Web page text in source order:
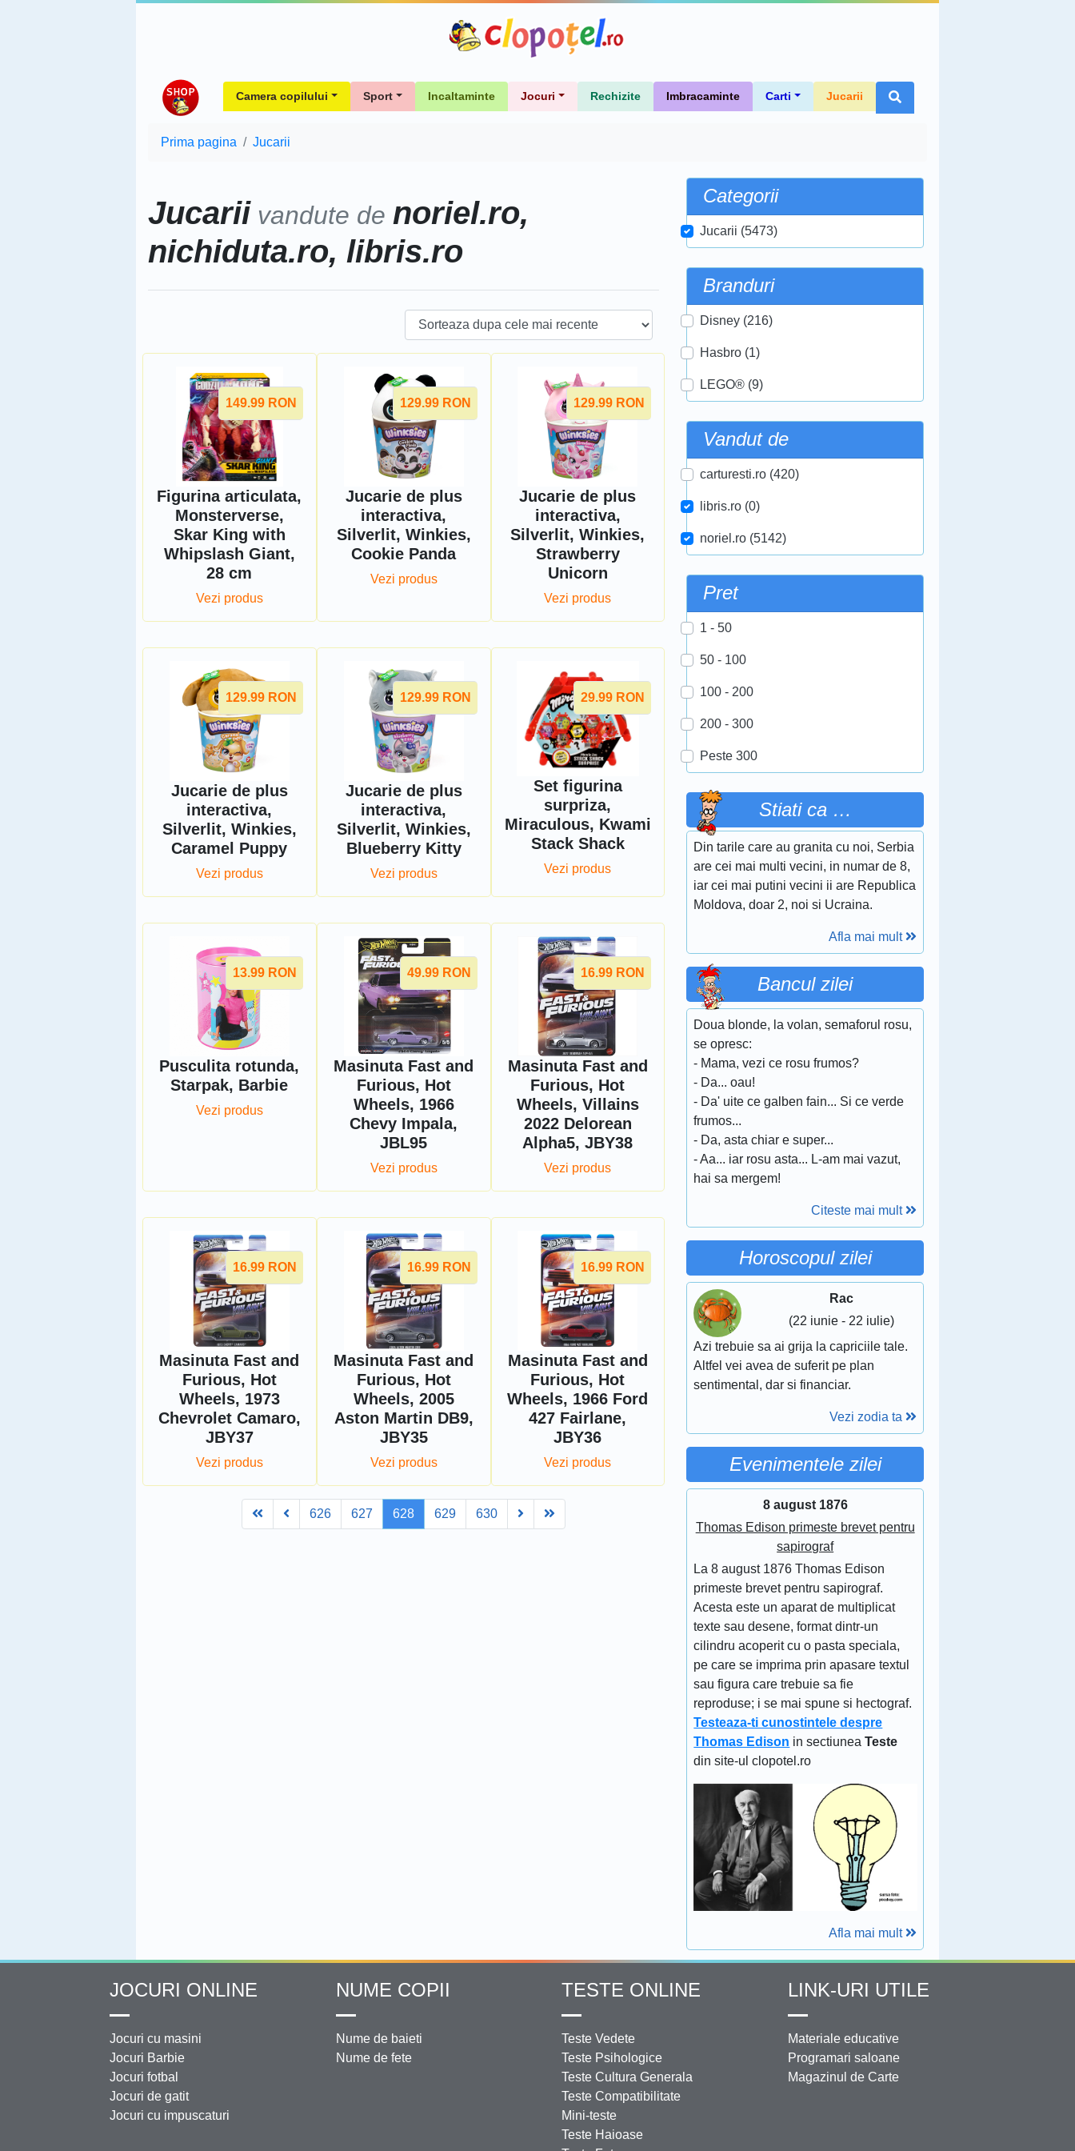
Camera copilului Sport Incaltaminte Jocuri Rechizite Imbracaminte Carti Jucarii
Prima pagina Jucarii
Jucarii vandute de noriel.ro,
nichiduta.ro, libris.ro
149.99 RON
Figurina articulata,
Monsterverse,
Skar King with
Whipslash Giant,
28 cm
Vezi produs
129.99 RON
Jucarie de plus
interactiva,
Silverlit, Winkies,
Cookie Panda
Vezi produs
129.99 RON
Jucarie de plus
interactiva,
Silverlit, Winkies,
Strawberry
Unicorn
Vezi produs
129.99 RON
Jucarie de plus
interactiva,
Silverlit, Winkies,
Caramel Puppy
Vezi produs
129.99 RON
Jucarie de plus
interactiva,
Silverlit, Winkies,
Blueberry Kitty
Vezi produs
29.99 RON
Set figurina
surpriza,
Miraculous, Kwami
Stack Shack
Vezi produs
13.99 RON
Pusculita rotunda,
Starpak, Barbie
Vezi produs
49.99 RON
Masinuta Fast and
Furious, Hot
Wheels, 1966
Chevy Impala,
JBL95
Vezi produs
16.99 RON
Masinuta Fast and
Furious, Hot
Wheels, Villains
2022 Delorean
Alpha5, JBY38
Vezi produs
16.99 RON
Masinuta Fast and
Furious, Hot
Wheels, 1973
Chevrolet Camaro,
JBY37
Vezi produs
16.99 RON
Masinuta Fast and
Furious, Hot
Wheels, 2005
Aston Martin DB9,
JBY35
Vezi produs
16.99 RON
Masinuta Fast and
Furious, Hot
Wheels, 1966 Ford
427 Fairlane,
JBY36
Vezi produs
FirstPrev626 627 628 629 630 Next
Categorii
Jucarii (5473)
Branduri
Disney (216)
Hasbro (1)
LEGO® (9)
Vandut de
carturesti.ro (420)
libris.ro (0)
noriel.ro (5142)
Pret
1 - 50
50 - 100
100 - 200
200 - 300
Peste 300
Stiati ca …
Din tarile care au granita cu noi, Serbia
are cei mai multi vecini, in numar de 8,
iar cei mai putini vecini ii are Republica
Moldova, doar 2, noi si Ucraina.
Afla mai mult
Bancul zilei
Doua blonde, la volan, semaforul rosu,
se opresc:
- Mama, vezi ce rosu frumos?
- Da... oau!
- Da' uite ce galben fain... Si ce verde
frumos...
- Da, asta chiar e super...
- Aa... iar rosu asta... L-am mai vazut,
hai sa mergem!
Citeste mai mult
Horoscopul zilei
Rac
(22 iunie - 22 iulie)
Azi trebuie sa ai grija la capriciile tale.
Altfel vei avea de suferit pe plan
sentimental, dar si financiar.
Vezi zodia ta
Evenimentele zilei
8 august 1876
Thomas Edison primeste brevet pentru
sapirograf
La 8 august 1876 Thomas Edison
primeste brevet pentru sapirograf.
Acesta este un aparat de multiplicat
texte sau desene, format dintr-un
cilindru acoperit cu o pasta speciala,
pe care se imprima prin apasare textul
sau figura care trebuie sa fie
reproduse; i se mai spune si hectograf.
Testeaza-ti cunostintele despre
Thomas Edison in sectiuneaTeste
din site-ul clopotel.ro
Afla mai mult
JOCURI ONLINE
Jocuri cu masini
Jocuri Barbie
Jocuri fotbal
Jocuri de gatit
Jocuri cu impuscaturi
NUME COPII
Nume de baieti
Nume de fete
TESTE ONLINE
Teste Vedete
Teste Psihologice
Teste Cultura Generala
Teste Compatibilitate
Mini-teste
Teste Haioase
LINK-URI UTILE
Materiale educative
Programari saloane
Magazinul de Carte